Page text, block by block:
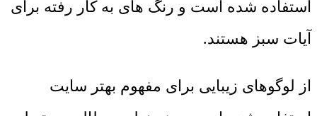
استفاده شده است و رنگ های به کار رفته برای
آیات سبز هستند.
از لوگوهای زیبایی برای مفهوم بهتر سایت